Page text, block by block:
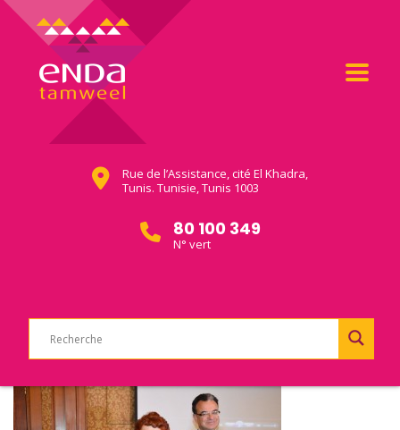
Rue de l’Assistance, cité El Khadra,
Tunis. Tunisie, Tunis 1003
80 100 349
N° vert